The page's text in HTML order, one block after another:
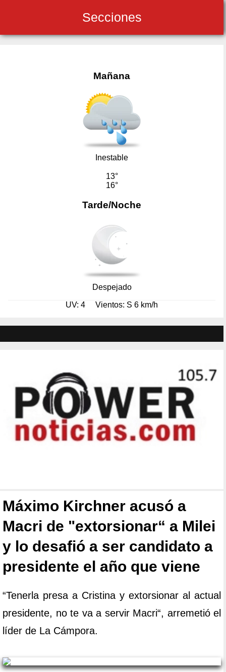
Secciones
Mañana
Inestable
13°
16°
Tarde/Noche
Despejado
UV: 4 Vientos: S 6 km/h
Máximo Kirchner acusó a
Macri de "extorsionar“ a Milei
y lo desafió a ser candidato a
presidente el año que viene
“Tenerla presa a Cristina y extorsionar al actual
presidente, no te va a servir Macri“, arremetió el
líder de La Cámpora.